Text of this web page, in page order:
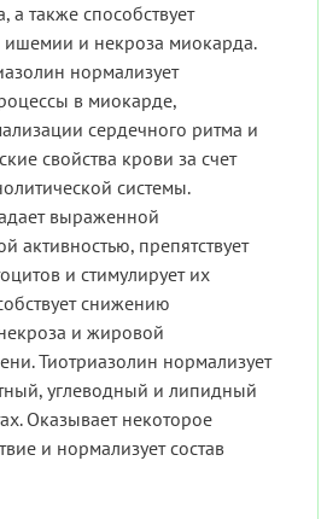
также способствует
и некроза миокарда.
нормализует
в миокарде,
сердечного ритма и
свойства крови за счет
системы.
выраженной
активностью, препятствует
и стимулирует их
снижению
и жировой
Тиотриазолин нормализует
углеводный и липидный
Оказывает некоторое
и нормализует состав